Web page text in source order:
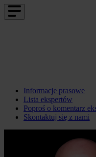
Informacje prasowe
Lista ekspertów
Poproś o komentarz
Skontaktuj się z nami